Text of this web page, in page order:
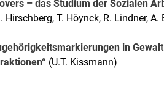
– das Studium der Sozialen
Hirschberg, T. Höynck, R. Lindner,
in
(U.T. Kissmann)